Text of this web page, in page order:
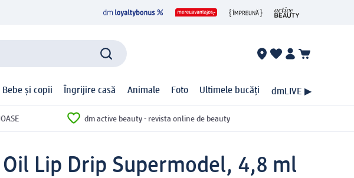
Bebe și copii Îngrijire casă Animale Foto Ultimele bucăți dmLIVE ▶
dm active beauty - revista online de beauty
Lip Drip Supermodel, 4,8 ml